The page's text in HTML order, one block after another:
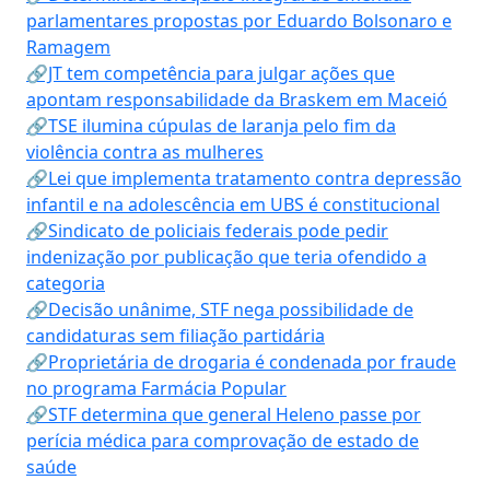
parlamentares propostas por Eduardo Bolsonaro e
Ramagem
🔗JT tem competência para julgar ações que
apontam responsabilidade da Braskem em Maceió
🔗TSE ilumina cúpulas de laranja pelo fim da
violência contra as mulheres
🔗Lei que implementa tratamento contra depressão
infantil e na adolescência em UBS é constitucional
🔗Sindicato de policiais federais pode pedir
indenização por publicação que teria ofendido a
categoria
🔗Decisão unânime, STF nega possibilidade de
candidaturas sem filiação partidária
🔗Proprietária de drogaria é condenada por fraude
no programa Farmácia Popular
🔗STF determina que general Heleno passe por
perícia médica para comprovação de estado de
saúde